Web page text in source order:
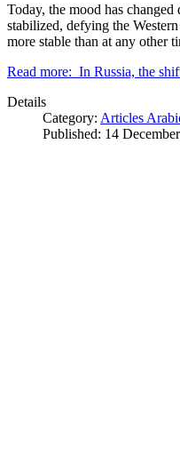
Today, the mood has
stabilized, defying the
more stable than at any other
Read more: In Russia, the
Details
Category: Articles
Published: 14